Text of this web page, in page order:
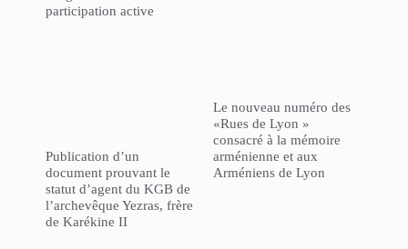
participation active
Publication d’un
document prouvant le
statut d’agent du KGB de
l’archevêque Yezras, frère
de Karékine II
Le nouveau numéro des
«Rues de Lyon »
consacré à la mémoire
arménienne et aux
Arméniens de Lyon